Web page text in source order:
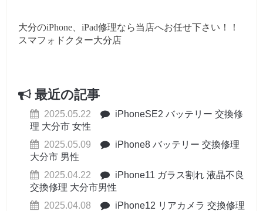
大分のiPhone、iPad修理なら当店へお任せ下さい！！
スマフォドクター大分店
最近の記事
2025.05.22
iPhoneSE2 バッテリー 交換修
理 大分市 女性
2025.05.09
iPhone8 バッテリー 交換修理
大分市 男性
2025.04.22
iPhone11 ガラス割れ 液晶不良
交換修理 大分市男性
2025.04.08
iPhone12 リアカメラ 交換修理